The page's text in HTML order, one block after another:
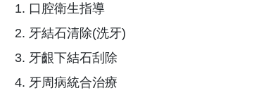
口腔衛生指導
牙結石清除(洗牙)
牙齦下結石刮除
牙周病統合治療